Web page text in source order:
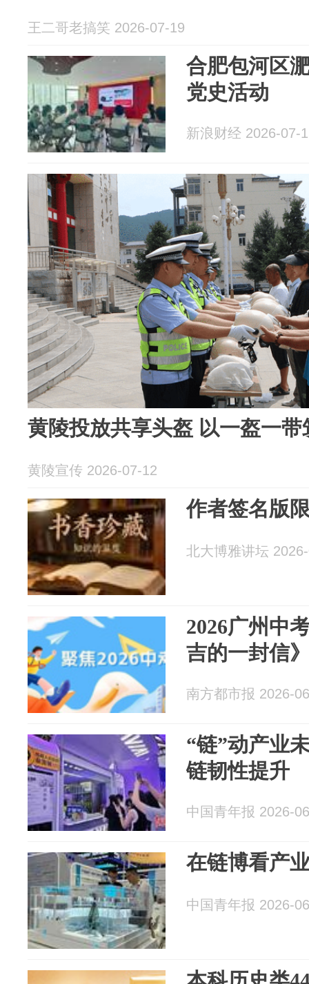
王二哥老搞笑 2026-07-19
合肥包河区
党史活动
新浪财经 2026-07-
黄陵投放共享头盔 以一盔一
黄陵宣传 2026-07-12
作者签名版
北大博雅讲坛
2026广州中
吉的一封信
南方都市报 2026-
“链”动产业
链韧性提升
中国青年报 2026-
在链博看产
中国青年报 2026-